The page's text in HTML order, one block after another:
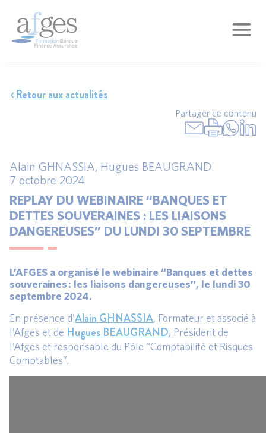
Retour aux actualités
Partager ce contenu
Alain GHNASSIA, Hugues BEAUGRAND
7 octobre 2024
REPLAY DU WEBINAIRE “BANQUES ET
DETTES SOUVERAINES : LES LIAISONS
DANGEREUSES” DU LUNDI 30 SEPTEMBRE
L’AFGES a organisé le webinaire “Banques et dettes
souveraines : les liaisons dangereuses”, le lundi 30
septembre 2024.
En présence d’Alain GHNASSIA, Formateur et associé à
l’Afges et de Hugues BEAUGRAND, Président de
l’Afges et responsable du Pôle “Comptabilité et Risques
Comptables”.